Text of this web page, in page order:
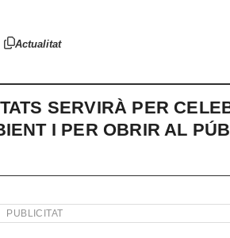
Actualitat
SERVIRÀ PER
I PER OBRIR AL
PUBLICITAT